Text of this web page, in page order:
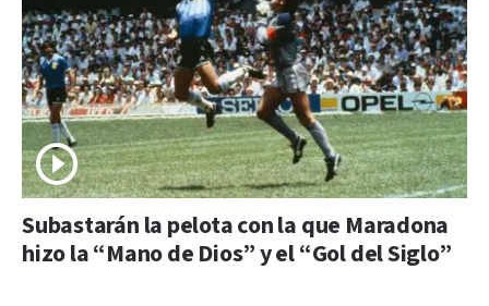
Subastarán la pelota con la que Maradona
hizo la “Mano de Dios” y el “Gol del Siglo”